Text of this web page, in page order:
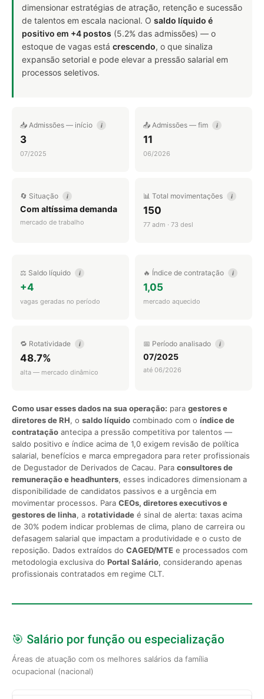
dimensionar estratégias de atração, retenção e sucessão
de talentos em escala nacional. O saldo líquido é
positivo em +4 postos (5.2% das admissões) — o
estoque de vagas está crescendo, o que sinaliza
expansão setorial e pode elevar a pressão salarial em
processos seletivos.
📥 Admissões — início i
3
07/2025
📤 Admissões — fim i
11
06/2026
🔄 Situação i
Com altíssima demanda
mercado de trabalho
📊 Total movimentações i
150
77 adm · 73 desl
⚖️ Saldo líquido i
+4
vagas geradas no período
🔥 Índice de contratação i
1,05
mercado aquecido
🔁 Rotatividade i
48.7%
alta — mercado dinâmico
📅 Período analisado i
07/2025
até 06/2026
Como usar esses dados na sua operação: para gestores e
diretores de RH, o saldo líquido combinado com o índice de
contratação antecipa a pressão competitiva por talentos —
saldo positivo e índice acima de 1,0 exigem revisão de política
salarial, benefícios e marca empregadora para reter profissionais
de Degustador de Derivados de Cacau. Para consultores de
remuneração e headhunters, esses indicadores dimensionam a
disponibilidade de candidatos passivos e a urgência em
movimentar processos. Para CEOs, diretores executivos e
gestores de linha, a rotatividade é sinal de alerta: taxas acima
de 30% podem indicar problemas de clima, plano de carreira ou
defasagem salarial que impactam a produtividade e o custo de
reposição. Dados extraídos do CAGED/MTE e processados com
metodologia exclusiva do Portal Salário, considerando apenas
profissionais contratados em regime CLT.
🎯 Salário por função ou especialização
Áreas de atuação com os melhores salários da família
ocupacional (nacional)